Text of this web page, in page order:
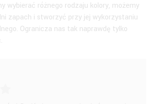
wybierać różnego rodzaju kolory, możemy
zapach i stworzyć przy jej wykorzystaniu
Ogranicza nas tak naprawdę tylko